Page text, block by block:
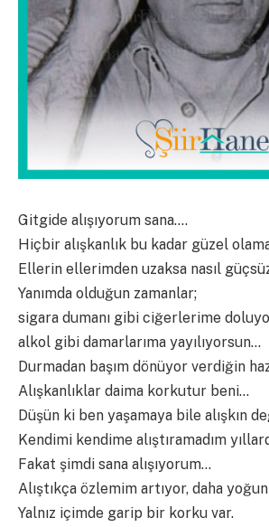
Gitgide alışıyorum sana….
Hiçbir alışkanlık bu kadar güzel
Ellerin ellerimden uzaksa nasıl
Yanımda olduğun zamanlar;
sigara dumanı gibi ciğerlerime
alkol gibi damarlarıma yayılıyorsun…
Durmadan başım dönüyor verdiğin
Alışkanlıklar daima korkutur beni…
Düşün ki ben yaşamaya bile alışkın
Kendimi kendime alıştıramadım
Fakat şimdi sana alışıyorum…
Alıştıkça özlemim artıyor, daha
Yalnız içimde garip bir korku var.